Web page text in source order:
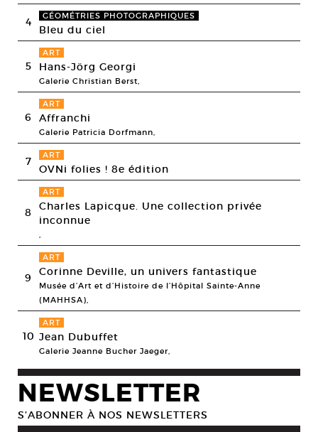
4 GÉOMÉTRIES PHOTOGRAPHIQUES
Bleu du ciel
5
ART
Hans-Jörg Georgi
Galerie Christian Berst,
6
ART
Affranchi
Galerie Patricia Dorfmann,
7 ART
OVNi folies ! 8e édition
8
ART
Charles Lapicque. Une collection privée
inconnue
,
9
ART
Corinne Deville, un univers fantastique
Musée d’Art et d’Histoire de l’Hôpital Sainte-Anne
(MAHHSA),
10
ART
Jean Dubuffet
Galerie Jeanne Bucher Jaeger,
NEWSLETTER
S’ABONNER À NOS NEWSLETTERS